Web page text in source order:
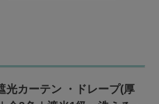
光カーテン ・ドレープ(厚